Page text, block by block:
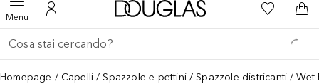
MenuApri menuAl Mio Account
A Douglas HomeAlla Mia
Al
Torna indietro
Esegui ricerca
Homepage Capelli Spazzole e pettini Spazzole districanti Wet